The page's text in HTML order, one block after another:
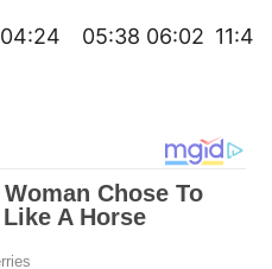
04:24 05:38 06:02 11:46